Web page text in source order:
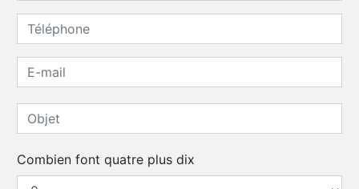
Combien font quatre plus dix